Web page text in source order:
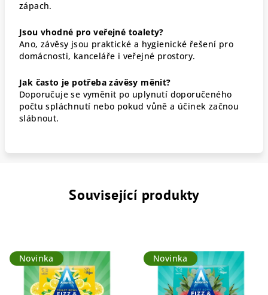
zápach.
Jsou vhodné pro veřejné toalety?
Ano, závěsy jsou praktické a hygienické řešení pro
domácnosti, kanceláře i veřejné prostory.
Jak často je potřeba závěsy měnit?
Doporučuje se vyměnit po uplynutí doporučeného
počtu spláchnutí nebo pokud vůně a účinek začnou
slábnout.
Související produkty
Novinka Novinka